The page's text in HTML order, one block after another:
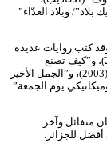
وبلاد العدّاء”
كتب روايات عديدة
مثل “شارع الحيتان الصغيرة” (2001)، و”في الجزائر” (2002)، و”كيف تصنع
الكسكس”، و”ملحق العلاقات الجزائرية الفرنسية الصغير” (2003)، و”الجمل الأخير
و”موقد الأحلام البربرية” (2007)، “وميكانيكي يوم الجمعة”
حوار بين انسان متفائل وآخر
أفضل للجزائر.